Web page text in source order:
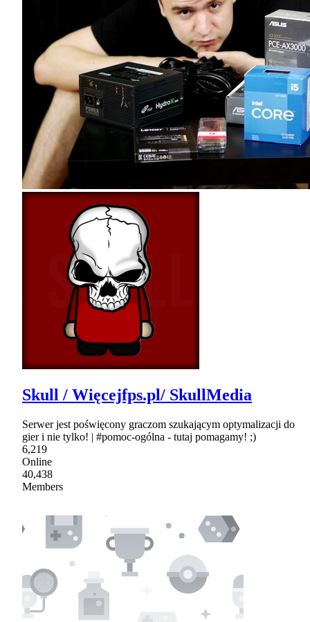
Skull / Więcejfps.pl/ SkullMedia
Serwer jest poświęcony graczom szukającym optymalizacji do
gier i nie tylko! | #pomoc-ogólna - tutaj pomagamy! ;)
6,219
Online
40,438
Members